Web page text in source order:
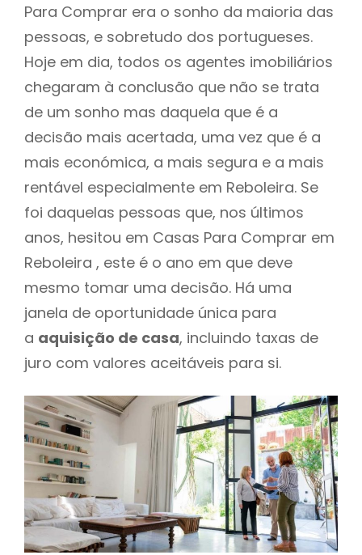
Para Comprar era o sonho da maioria das
pessoas, e sobretudo dos portugueses.
Hoje em dia, todos os agentes imobiliários
chegaram à conclusão que não se trata
de um sonho mas daquela que é a
decisão mais acertada, uma vez que é a
mais económica, a mais segura e a mais
rentável especialmente em Reboleira. Se
foi daquelas pessoas que, nos últimos
anos, hesitou em Casas Para Comprar em
Reboleira , este é o ano em que deve
mesmo tomar uma decisão. Há uma
janela de oportunidade única para
a aquisição de casa, incluindo taxas de
juro com valores aceitáveis para si.